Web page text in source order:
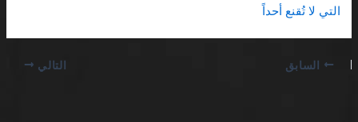
التي لا تُقنع أحداً
السابق التالي